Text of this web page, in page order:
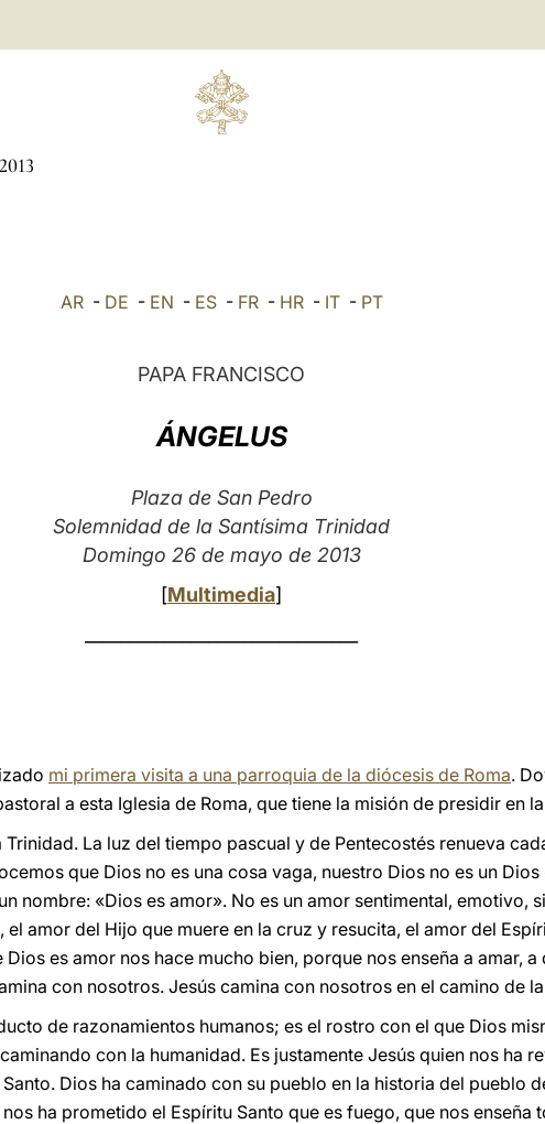
2013
AR- DE - EN - ES- FR- HR- IT- PT
PAPA FRANCISCO
ÁNGELUS
Plaza de San Pedro
Solemnidad de la Santísima Trinidad
Domingo 26 de mayo de 2013
[Multimedia]
mi primera visita a una parroquia de la diócesis de Roma.
a esta Iglesia de Roma, que tiene la misión de presidir en
La luz del tiempo pascual y de Pentecostés renueva
que Dios no es una cosa vaga, nuestro Dios no es un
nombre: «Dios es amor». No es un amor sentimental, emotivo,
amor del Hijo que muere en la cruz y resucita, el amor del
es amor nos hace mucho bien, porque nos enseña a amar,
con nosotros. Jesús camina con nosotros en el camino de
de razonamientos humanos; es el rostro con el que Dios
con la humanidad. Es justamente Jesús quien nos ha
Dios ha caminado con su pueblo en la historia del pueblo
ha prometido el Espíritu Santo que es fuego, que nos enseña